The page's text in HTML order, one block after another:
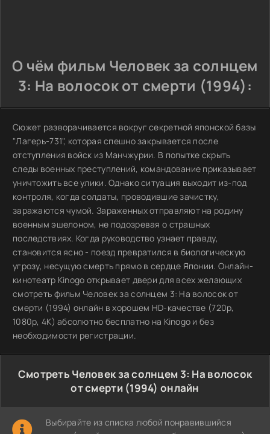
О чём фильм Человек за солнцем
3: На волосок от смерти (1994):
Сюжет разворачивается вокруг секретной японской базы
"Лагерь-731", которая спешно закрывается после
отступления войск из Манчжурии. В попытке скрыть
следы военных преступлений, командование приказывает
уничтожить все улики. Однако ситуация выходит из-под
контроля, когда солдаты, проводившие зачистку,
заражаются чумой. Зараженных отправляют на родину
военным эшелоном, не подозревая о страшных
последствиях. Когда руководство узнает правду,
становится ясно - поезд превратился в биологическую
угрозу, несущую смерть прямо в сердце Японии. Онлайн-
кинотеатр Kinogo открывает двери для всех желающих
смотреть фильм Человек за солнцем 3: На волосок от
смерти (1994) онлайн в хорошем HD-качестве (720p,
1080p, 4К) абсолютно бесплатно на Kinogo и без
необходимости регистрации.
Смотреть Человек за солнцем 3: На волосок
от смерти (1994) онлайн
Выбирайте из списка любой понравившийся